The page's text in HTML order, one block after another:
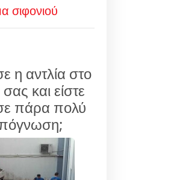
σιφονιού
η αντλία στο
και είστε
πάρα πολύ